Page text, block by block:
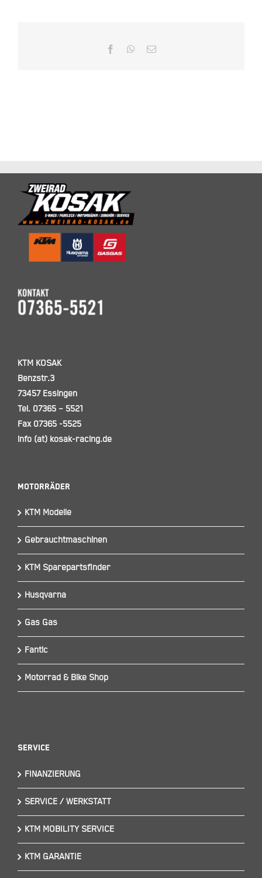
FacebookWhatsApp
E-
KTM KOSAK
Benzstr.3
73457 Essingen
Tel. 07365 – 5521
Fax 07365 -5525
info (at) kosak-racing.de
Motorräder
KTM Modelle
Gebrauchtmaschinen
KTM Sparepartsfinder
Husqvarna
Gas Gas
Fantic
Motorrad & Bike Shop
Service
FINANZIERUNG
SERVICE / WERKSTATT
KTM MOBILITY SERVICE
KTM GARANTIE